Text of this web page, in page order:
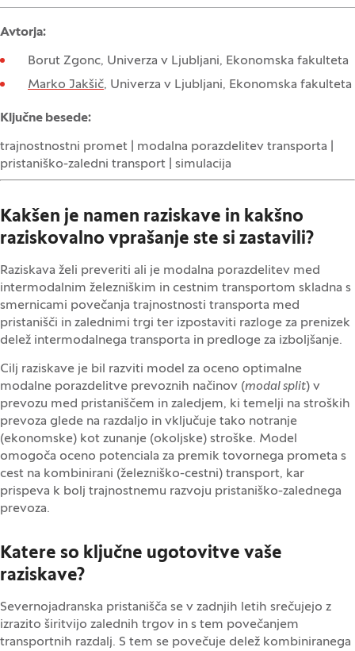
Avtorja:
Borut Zgonc, Univerza v Ljubljani, Ekonomska fakulteta
Marko Jakšič, Univerza v Ljubljani, Ekonomska fakulteta
Ključne besede:
trajnostnostni promet | modalna porazdelitev transporta |
pristaniško-zaledni transport | simulacija
Kakšen je namen raziskave in kakšno
raziskovalno vprašanje ste si zastavili?
Raziskava želi preveriti ali je modalna porazdelitev med
intermodalnim železniškim in cestnim transportom skladna s
smernicami povečanja trajnostnosti transporta med
pristanišči in zalednimi trgi ter izpostaviti razloge za prenizek
delež intermodalnega transporta in predloge za izboljšanje.
Cilj raziskave je bil razviti model za oceno optimalne
modalne porazdelitve prevoznih načinov (modal split) v
prevozu med pristaniščem in zaledjem, ki temelji na stroških
prevoza glede na razdaljo in vključuje tako notranje
(ekonomske) kot zunanje (okoljske) stroške. Model
omogoča oceno potenciala za premik tovornega prometa s
cest na kombinirani (železniško-cestni) transport, kar
prispeva k bolj trajnostnemu razvoju pristaniško-zalednega
prevoza.
Katere so ključne ugotovitve vaše
raziskave?
Severnojadranska pristanišča se v zadnjih letih srečujejo z
izrazito širitvijo zalednih trgov in s tem povečanjem
transportnih razdalj. S tem se povečuje delež kombiniranega